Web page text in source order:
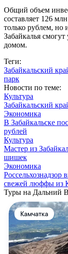
Общий объем
составляет 126
только рублем, но
Забайкалья
домом.
Теги:
Забайкальский
парк
Новости по теме:
Культура
Забайкальский
Экономика
В Забайкальске
рублей
Культура
Мастер из
шишек
Экономика
Россельхознадзор
свежей люффы из
Туры на Дальний